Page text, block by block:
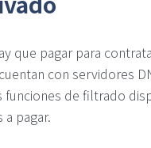
que pagar para
con servidores
de filtrado
pagar.